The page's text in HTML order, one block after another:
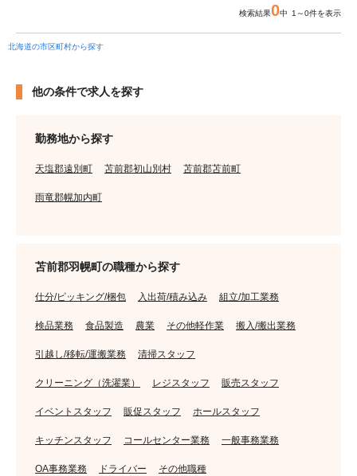
検索結果0中 1～0件を表示
北海道の市区町村から探す
他の条件で求人を探す
勤務地から探す
天塩郡遠別町 苫前郡初山別村 苫前郡苫前町
雨竜郡幌加内町
苫前郡羽幌町の職種から探す
仕分/ピッキング/梱包 入出荷/積み込み 組立/加工業務
検品業務 食品製造 農業 その他軽作業 搬入/搬出業務
引越し/移転/運搬業務 清掃スタッフ
クリーニング（洗濯業） レジスタッフ 販売スタッフ
イベントスタッフ 販促スタッフ ホールスタッフ
キッチンスタッフ コールセンター業務 一般事務業務
OA事務業務 ドライバー その他職種